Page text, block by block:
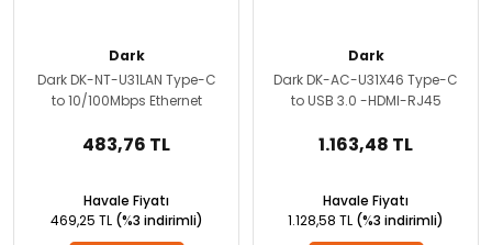
Dark
Dark DK-NT-U31LAN Type-C
to 10/100Mbps Ethernet
483,76 TL
Havale Fiyatı
469,25 TL (%3 indirimli)
Dark
Dark DK-AC-U31X46 Type-C
to USB 3.0 -HDMI-RJ45
1.163,48 TL
Havale Fiyatı
1.128,58 TL (%3 indirimli)